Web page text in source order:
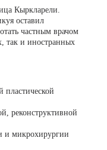
Кыркларели.
оставил
частным врачом
так и иностранных
пластической
реконструктивной
и микрохирургии